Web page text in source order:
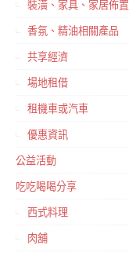
裝潢、家具、家居佈置
香氛、精油相關產品
共享經濟
場地租借
租機車或汽車
優惠資訊
公益活動
吃吃喝喝分享
西式料理
肉舖